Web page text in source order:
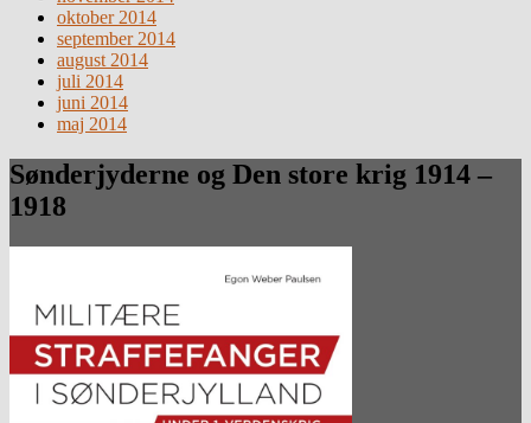
oktober 2014
september 2014
august 2014
juli 2014
juni 2014
maj 2014
Sønderjyderne og Den store krig 1914 –
1918